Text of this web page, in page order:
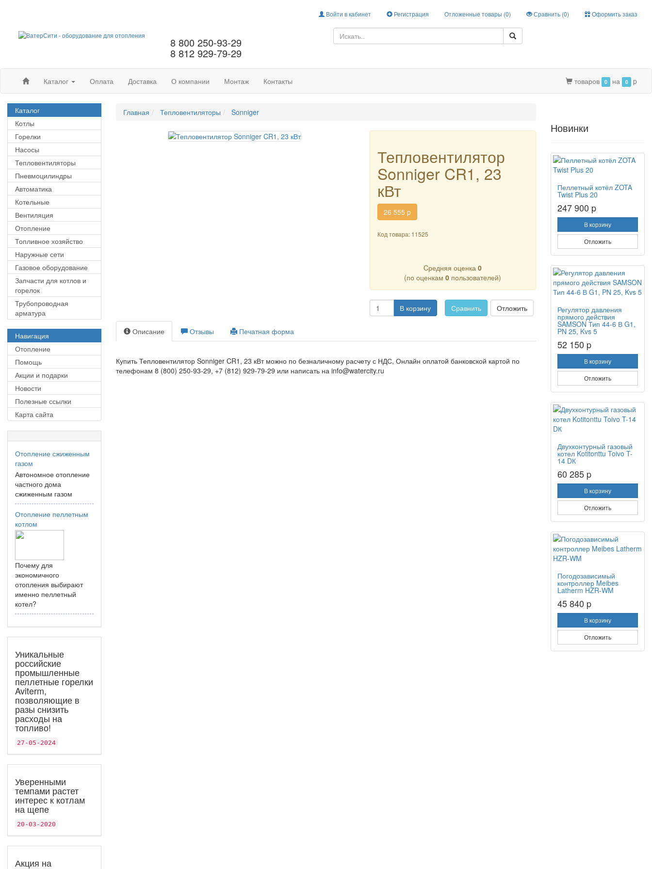
Войти в кабинет Регистрация Отложенные товары (0) Сравнить (0) Оформить заказ
8 800 250-93-29
8 812 929-79-29
Каталог Оплата Доставка О компании Монтаж Контакты товаров 0 на 0 p
Каталог
Котлы
Горелки
Насосы
Тепловентиляторы
Пневмоцилиндры
Автоматика
Котельные
Вентиляция
Отопление
Топливное хозяйство
Наружные сети
Газовое оборудование
Запчасти для котлов и
горелок
Трубопроводная
арматура
Навигация
Отопление
Помощь
Акции и подарки
Новости
Полезные ссылки
Карта сайта
Отопление сжиженным
газом
Автономное отопление
частного дома
сжиженным газом
Отопление пеллетным
котлом
Почему для
экономичного
отопления выбирают
именно пеллетный
котел?
Уникальные
российские
промышленные
пеллетные горелки
Aviterm,
позволяющие в
разы снизить
расходы на
топливо!
27-05-2024
Уверенными
темпами растет
интерес к котлам
на щепе
20-03-2020
Акция на
Главная Тепловентиляторы Sonniger
Тепловентилятор
Sonniger CR1, 23
кВт
26 555 p
Код товара: 11525
Cредняя оценка0
(по оценкам0 пользователей)
В корзину Сравнить Отложить
Описание Отзывы Печатная форма
Купить Тепловентилятор Sonniger CR1, 23 кВт можно по безналичному расчету с НДС, Онлайн оплатой банковской картой по
телефонам 8 (800) 250-93-29, +7 (812) 929-79-29 или написать на info@watercity.ru
Новинки
Пеллетный котёл ZOTA
Twist Plus 20
247 900 p
В корзину
Отложить
Регулятор давления
прямого действия
SAMSON Тип 44-6 В G1,
PN 25, Kvs 5
52 150 p
В корзину
Отложить
Двухконтурный газовый
котел Kotitonttu Toivo T-
14 DК
60 285 p
В корзину
Отложить
Погодозависимый
контроллер Meibes
Latherm HZR-WM
45 840 p
В корзину
Отложить